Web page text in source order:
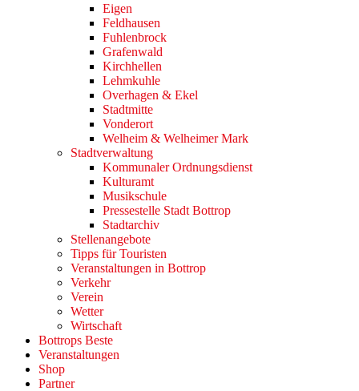
Eigen
Feldhausen
Fuhlenbrock
Grafenwald
Kirchhellen
Lehmkuhle
Overhagen & Ekel
Stadtmitte
Vonderort
Welheim & Welheimer Mark
Stadtverwaltung
Kommunaler Ordnungsdienst
Kulturamt
Musikschule
Pressestelle Stadt Bottrop
Stadtarchiv
Stellenangebote
Tipps für Touristen
Veranstaltungen in Bottrop
Verkehr
Verein
Wetter
Wirtschaft
Bottrops Beste
Veranstaltungen
Shop
Partner